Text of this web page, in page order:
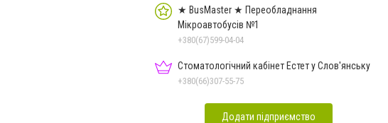
★ BusMaster ★ Переобладнання
Мікроавтобусів №1
+380(67)599-04-04
Стоматологічний кабінет Естет у Слов'янську
+380(66)307-55-75
Додати підприємство